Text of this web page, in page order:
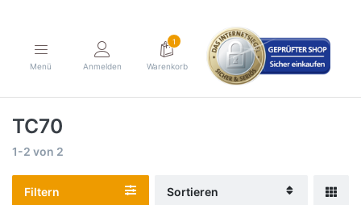
Menü Anmelden
1
Warenkorb
TC70
1-2 von 2
Filtern Sortieren